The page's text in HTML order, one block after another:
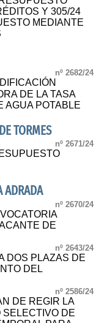
Y 305/24
MEDIANTE
nº 2682/24
DE LA TASA
AGUA POTABLE
TORMES
nº 2671/24
ADRADA
nº 2670/24
DE
nº 2643/24
DOS PLAZAS DE
DEL
nº 2586/24
DE REGIR LA
SELECTIVO DE